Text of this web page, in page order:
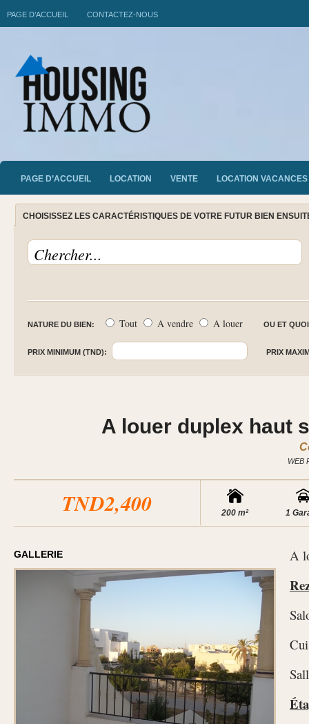
PAGE D’ACCUEIL CONTACTEZ-NOUS
PAGE D’ACCUEIL LOCATION VENTE LOCATION VACANCES
CHOISISSEZ LES CARACTÉRISTIQUES DE VOTRE FUTUR BIEN
NATURE DU BIEN: Tout A vendre A louer OU ET
PRIX MINIMUM (TND): PRIX
A louer duplex haut
WEB
TND2,400 200 m² 1
GALLERIE A